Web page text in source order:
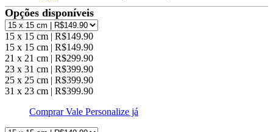
Opções disponíveis
15 x 15 cm | R$149.90
15 x 15 cm | R$149.90
21 x 21 cm | R$299.90
23 x 31 cm | R$399.90
25 x 25 cm | R$399.90
31 x 23 cm | R$399.90
Comprar Vale Personalize já